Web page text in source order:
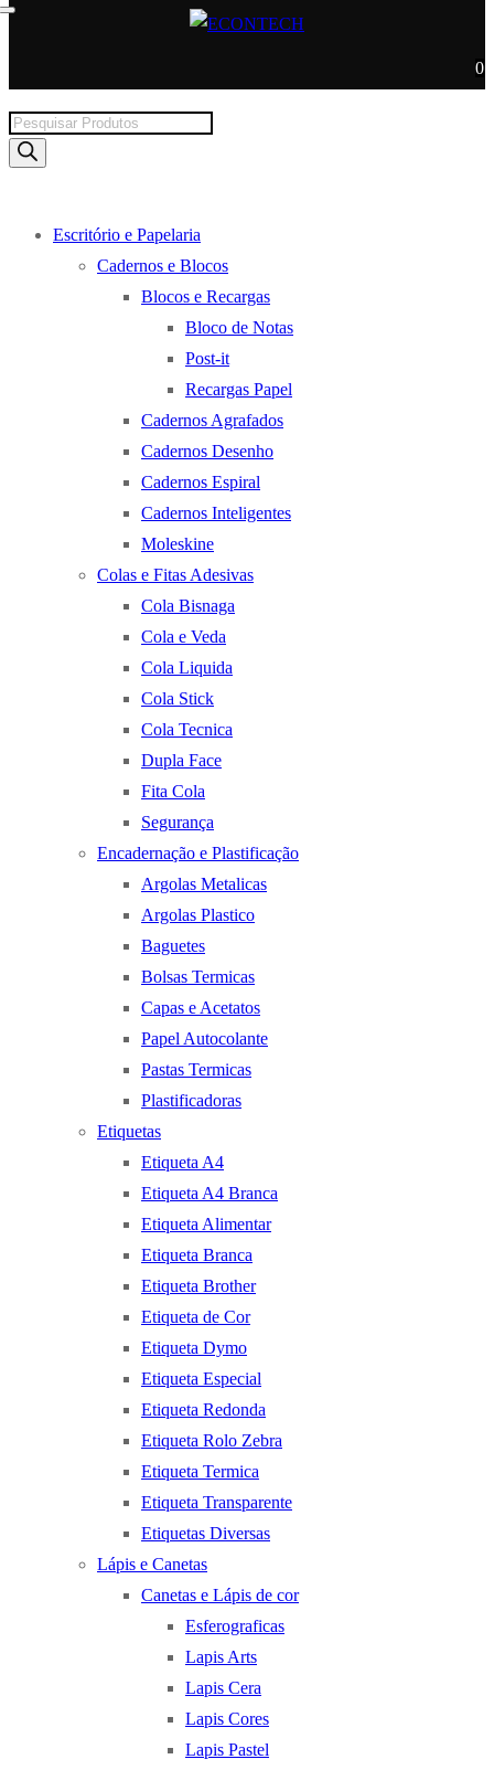
0
Products
search
Escritório e Papelaria
Cadernos e Blocos
Blocos e Recargas
Bloco de Notas
Post-it
Recargas Papel
Cadernos Agrafados
Cadernos Desenho
Cadernos Espiral
Cadernos Inteligentes
Moleskine
Colas e Fitas Adesivas
Cola Bisnaga
Cola e Veda
Cola Liquida
Cola Stick
Cola Tecnica
Dupla Face
Fita Cola
Segurança
Encadernação e Plastificação
Argolas Metalicas
Argolas Plastico
Baguetes
Bolsas Termicas
Capas e Acetatos
Papel Autocolante
Pastas Termicas
Plastificadoras
Etiquetas
Etiqueta A4
Etiqueta A4 Branca
Etiqueta Alimentar
Etiqueta Branca
Etiqueta Brother
Etiqueta de Cor
Etiqueta Dymo
Etiqueta Especial
Etiqueta Redonda
Etiqueta Rolo Zebra
Etiqueta Termica
Etiqueta Transparente
Etiquetas Diversas
Lápis e Canetas
Canetas e Lápis de cor
Esferograficas
Lapis Arts
Lapis Cera
Lapis Cores
Lapis Pastel